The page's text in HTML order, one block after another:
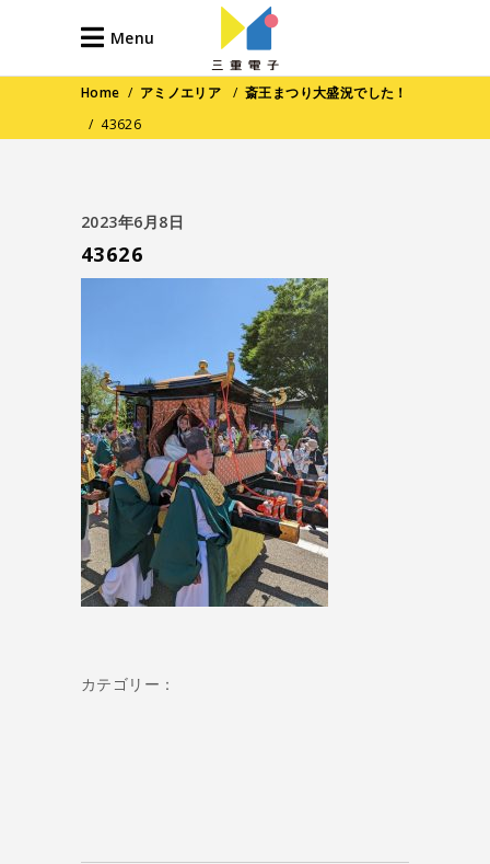
Menu
Home / アミノエリア / 斎王まつり大盛況でした！
/ 43626
2023年6月8日
43626
カテゴリー：